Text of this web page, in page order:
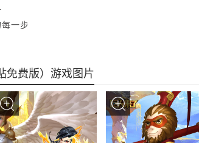
一步
免费版）游戏图片